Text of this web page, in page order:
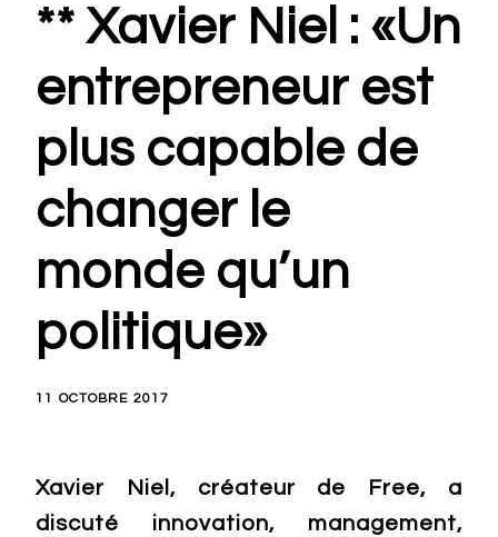
** Xavier Niel : «Un
entrepreneur est
plus capable de
changer le
monde qu’un
politique»
11 OCTOBRE 2017
Xavier Niel, créateur de Free, a
discuté innovation, management,